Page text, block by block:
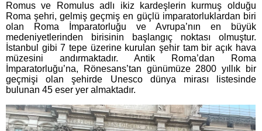
Romus ve Romulus adlı ikiz kardeşlerin kurmuş olduğu
Roma şehri, gelmiş geçmiş en güçlü imparatorluklardan biri
olan Roma İmparatorluğu ve Avrupa’nın en büyük
medeniyetlerinden birisinin başlangıç noktası olmuştur.
İstanbul gibi 7 tepe üzerine kurulan şehir tam bir açık hava
müzesini andırmaktadır. Antik Roma’dan Roma
İmparatorluğu’na, Rönesans’tan günümüze 2800 yıllık bir
geçmişi olan şehirde
Unesco dünya mirası listesinde
bulunan 45 eser yer almaktadır.